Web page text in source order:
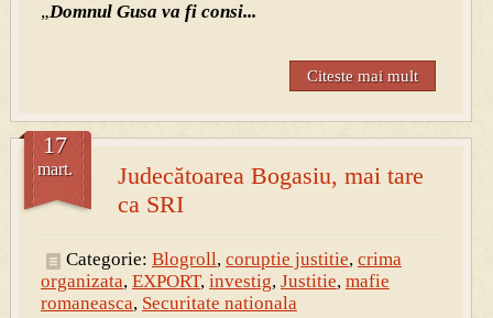
„Domnul Gusa va fi consi...
Citeste mai mult
Judecătoarea Bogasiu, mai tare
ca SRI
17
mart.
Categorie: Blogroll, coruptie justitie, crima
organizata, EXPORT, investig, Justitie, mafie
romaneasca, Securitate nationala